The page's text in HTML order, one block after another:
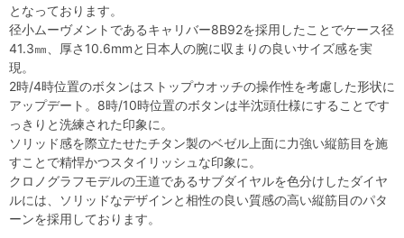
となっております。
径小ムーヴメントであるキャリバー8B92を採用したことでケース径
41.3㎜、厚さ10.6mmと日本人の腕に収まりの良いサイズ感を実
現。
2時/4時位置のボタンはストップウオッチの操作性を考慮した形状に
アップデート。8時/10時位置のボタンは半沈頭仕様にすることです
っきりと洗練された印象に。
ソリッド感を際立たせたチタン製のベゼル上面に力強い縦筋目を施
すことで精悍かつスタイリッシュな印象に。
クロノグラフモデルの王道であるサブダイヤルを色分けしたダイヤ
ルには、ソリッドなデザインと相性の良い質感の高い縦筋目のパタ
ーンを採用しております。